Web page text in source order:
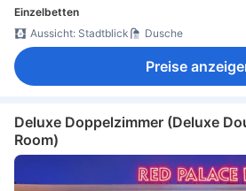
Einzelbetten
Aussicht: Stadtblick
Dusche
Preise
Deluxe Doppelzimmer (Deluxe
Room)